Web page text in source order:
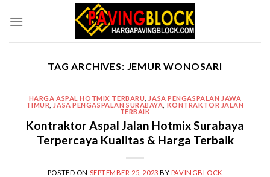
TAG ARCHIVES: JEMUR WONOSARI
HARGA ASPAL HOTMIX TERBARU
JASA PENGASPALAN JAWA
TIMUR
JASA PENGASPALAN SURABAYA KONTRAKTOR JALAN
TERBAIK
Kontraktor Aspal Jalan Hotmix Surabaya
Terpercaya Kualitas & Harga Terbaik
POSTED ON SEPTEMBER 25, 2023 BY PAVINGBLOCK